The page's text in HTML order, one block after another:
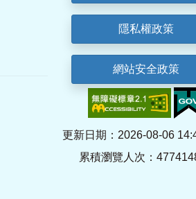
隱私權政策
網站安全政策
更新日期：2026-08-06
累積瀏覽人次：